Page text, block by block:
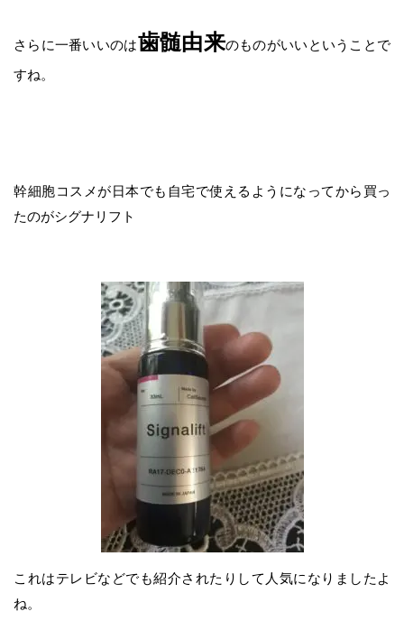
さらに一番いいのは歯髄由来のものがいいということで
すね。
幹細胞コスメが日本でも自宅で使えるようになってから買っ
たのがシグナリフト
これはテレビなどでも紹介されたりして人気になりましたよ
ね。